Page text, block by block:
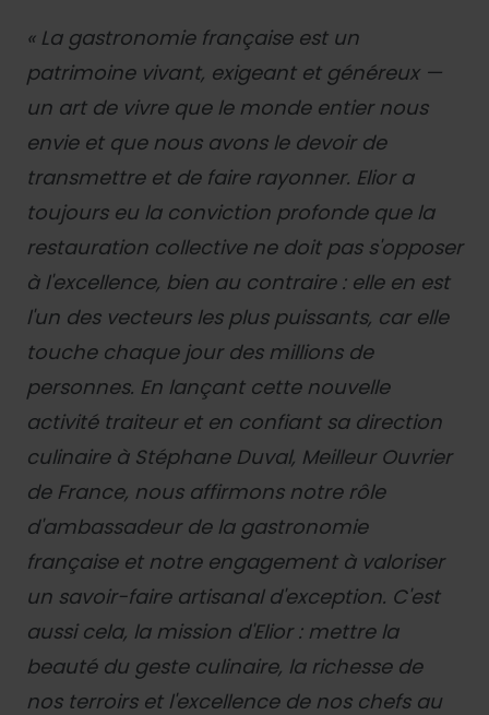
« La gastronomie française est un
patrimoine vivant, exigeant et généreux —
un art de vivre que le monde entier nous
envie et que nous avons le devoir de
transmettre et de faire rayonner. Elior a
toujours eu la conviction profonde que la
restauration collective ne doit pas s'opposer
à l'excellence, bien au contraire : elle en est
l'un des vecteurs les plus puissants, car elle
touche chaque jour des millions de
personnes. En lançant cette nouvelle
activité traiteur et en confiant sa direction
culinaire à Stéphane Duval, Meilleur Ouvrier
de France, nous affirmons notre rôle
d'ambassadeur de la gastronomie
française et notre engagement à valoriser
un savoir-faire artisanal d'exception. C'est
aussi cela, la mission d'Elior : mettre la
beauté du geste culinaire, la richesse de
nos terroirs et l'excellence de nos chefs au